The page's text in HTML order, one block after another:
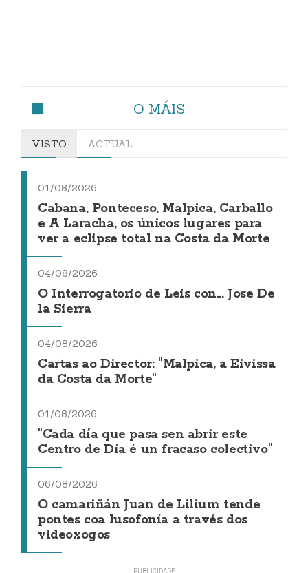
O MÁIS
VISTO ACTUAL
01/08/2026
Cabana, Ponteceso, Malpica, Carballo
e A Laracha, os únicos lugares para
ver a eclipse total na Costa da Morte
04/08/2026
O Interrogatorio de Leis con... Jose De
la Sierra
04/08/2026
Cartas ao Director: "Malpica, a Eivissa
da Costa da Morte"
01/08/2026
"Cada día que pasa sen abrir este
Centro de Día é un fracaso colectivo"
06/08/2026
O camariñán Juan de Lilium tende
pontes coa lusofonía a través dos
videoxogos